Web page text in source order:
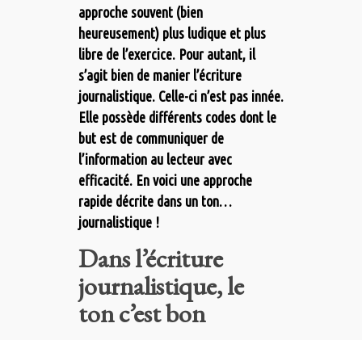
approche souvent (bien
heureusement) plus ludique et plus
libre de l’exercice. Pour autant, il
s’agit bien de manier l’écriture
journalistique. Celle-ci n’est pas innée.
Elle possède différents codes dont le
but est de communiquer de
l’information au lecteur avec
efficacité. En voici une approche
rapide décrite dans un ton…
journalistique !
Dans l’écriture
journalistique, le
ton c’est bon